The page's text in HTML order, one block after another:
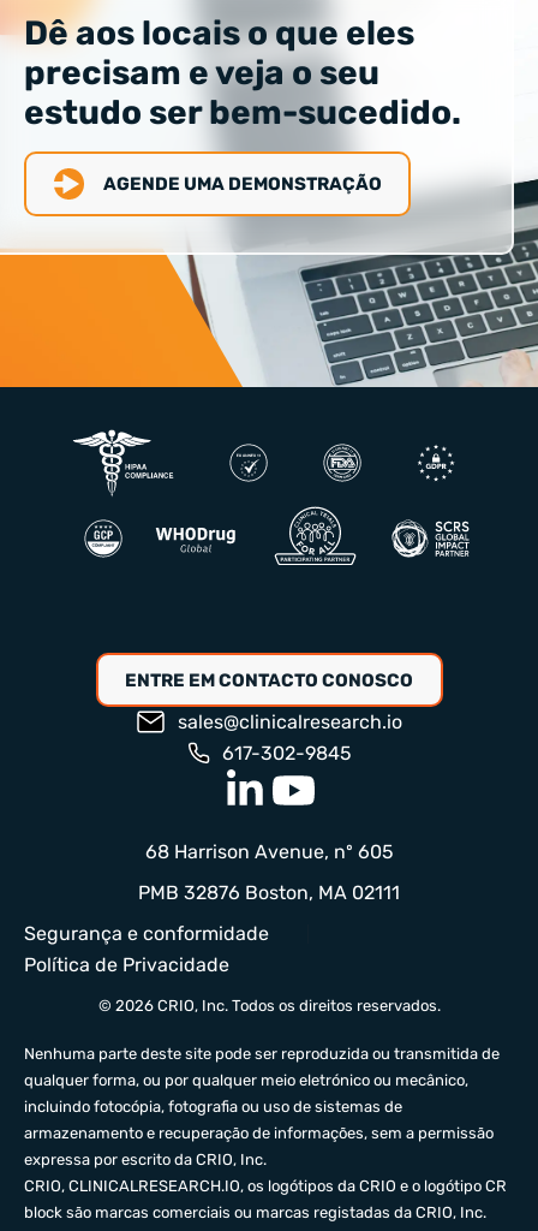
Dê aos locais o que eles
precisam e veja o seu
estudo ser bem-sucedido.
AGENDE UMA DEMONSTRAÇÃO
ENTRE EM CONTACTO CONOSCO
sales@clinicalresearch.io
617-302-9845
Segurança e conformidade
Política de Privacidade
© 2026 CRIO, Inc. Todos os direitos reservados.
68 Harrison Avenue, nº 605
PMB 32876 Boston, MA 02111
Nenhuma parte deste site pode ser reproduzida ou transmitida de
qualquer forma, ou por qualquer meio eletrónico ou mecânico,
incluindo fotocópia, fotografia ou uso de sistemas de
armazenamento e recuperação de informações, sem a permissão
expressa por escrito da CRIO, Inc.
CRIO, CLINICALRESEARCH.IO, os logótipos da CRIO e o logótipo CR
block são marcas comerciais ou marcas registadas da CRIO, Inc.